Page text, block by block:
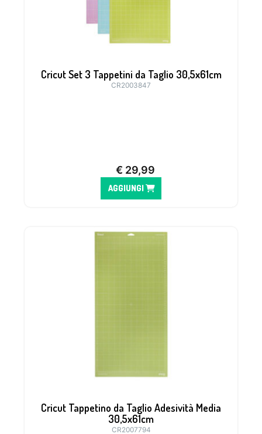
Cricut Set 3 Tappetini da Taglio 30,5x61cm
CR2003847
€ 29,99
AGGIUNGI
Cricut Tappetino da Taglio Adesività Media
30,5x61cm
CR2007794